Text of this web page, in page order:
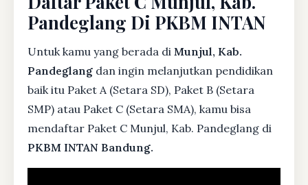
Pandeglang Di PKBM INTAN
Untuk kamu yang berada di Munjul, Kab.
Pandeglang dan ingin melanjutkan pendidikan
baik itu Paket A (Setara SD), Paket B (Setara
SMP) atau Paket C (Setara SMA), kamu bisa
mendaftar Paket C Munjul, Kab. Pandeglang di
PKBM INTAN Bandung.